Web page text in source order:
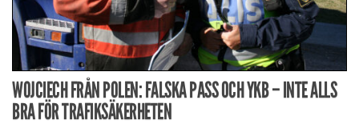
WOJCIECH FRÅN POLEN: FALSKA PASS OCH YKB – INTE ALLS
BRA FÖR TRAFIKSÄKERHETEN